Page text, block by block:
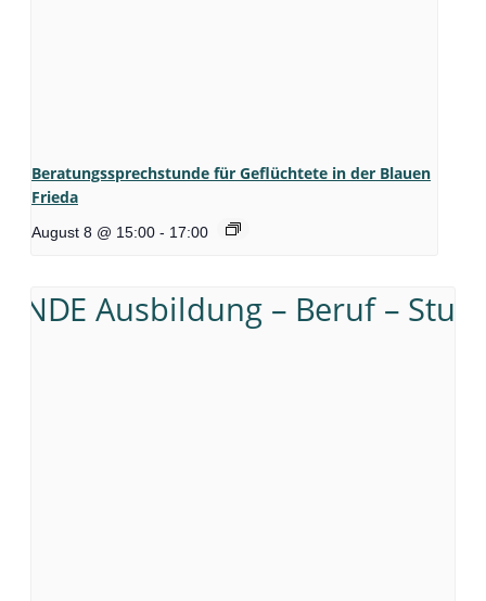
Beratungssprechstunde für Geflüchtete in der Blauen
Frieda
August 8 @ 15:00 - 17:00